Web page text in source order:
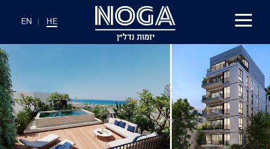
EN | HE